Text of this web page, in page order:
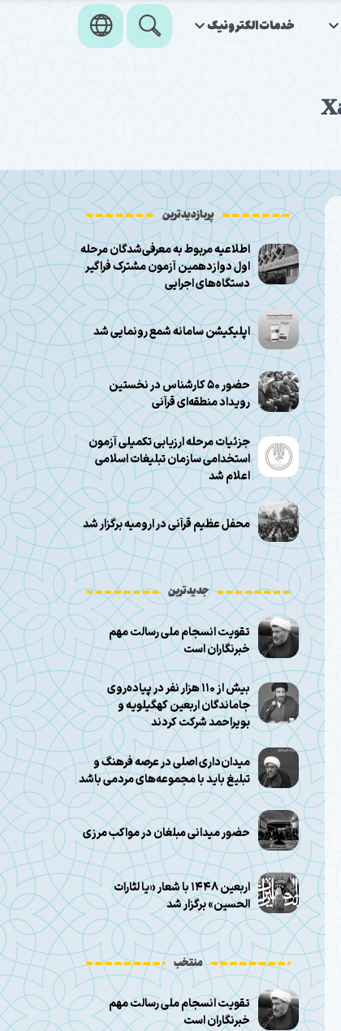
خدمات‌الکترونیک
پربازدیدترین
اطلاعیه مربوط به معرفی‌شدگان مرحله
اول دوازدهمین آزمون مشترک فراگیر
دستگاه‌های اجرایی
اپلیکیشن سامانه شمع رونمایی شد
حضور ۵۰ کارشناس در نخستین
رویداد منطقه‌ای قرآنی
جزئیات مرحله ارزیابی تکمیلی آزمون
استخدامی سازمان تبلیغات اسلامی
اعلام شد
محفل عظیم قرآنی در ارومیه برگزار شد
جدیدترین
تقویت انسجام ملی رسالت مهم
خبرنگاران است
بیش از ۱۱۰ هزار نفر در پیاده‌روی
جاماندگان اربعین کهگیلویه و
بویراحمد شرکت کردند
میدان‌داری اصلی در عرصه فرهنگ و
تبلیغ باید با مجموعه‌های مردمی باشد
حضور میدانی مبلغان در مواکب مرزی
اربعین ۱۴۴۸ با شعار «یا لثارات
الحسین» برگزار شد
منتخب
تقویت انسجام ملی رسالت مهم
خبرنگاران است